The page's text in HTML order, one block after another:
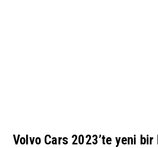
Volvo Cars 2023’te yeni